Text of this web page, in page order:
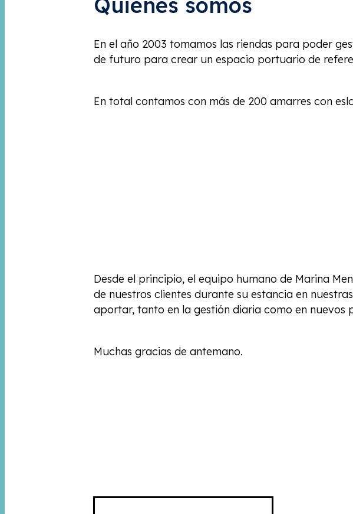
En el año 2003 tomamos las riendas para poder
de futuro para crear un espacio portuario de
En total contamos con más de 200 amarres con
Desde el principio, el equipo humano de Marina
de nuestros clientes durante su estancia en
aportar, tanto en la gestión diaria como en nuevos
Muchas gracias de antemano.